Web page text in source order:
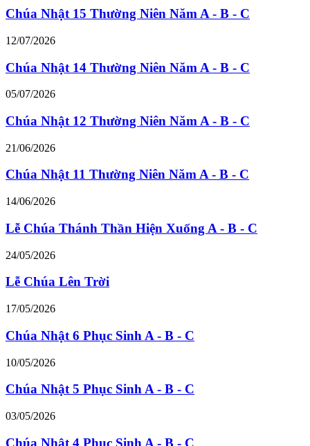
Chúa Nhật 15 Thường Niên Năm A - B - C
12/07/2026
Chúa Nhật 14 Thường Niên Năm A - B - C
05/07/2026
Chúa Nhật 12 Thường Niên Năm A - B - C
21/06/2026
Chúa Nhật 11 Thường Niên Năm A - B - C
14/06/2026
Lễ Chúa Thánh Thần Hiện Xuống A - B - C
24/05/2026
Lễ Chúa Lên Trời
17/05/2026
Chúa Nhật 6 Phục Sinh A - B - C
10/05/2026
Chúa Nhật 5 Phục Sinh A - B - C
03/05/2026
Chúa Nhật 4 Phục Sinh A - B - C